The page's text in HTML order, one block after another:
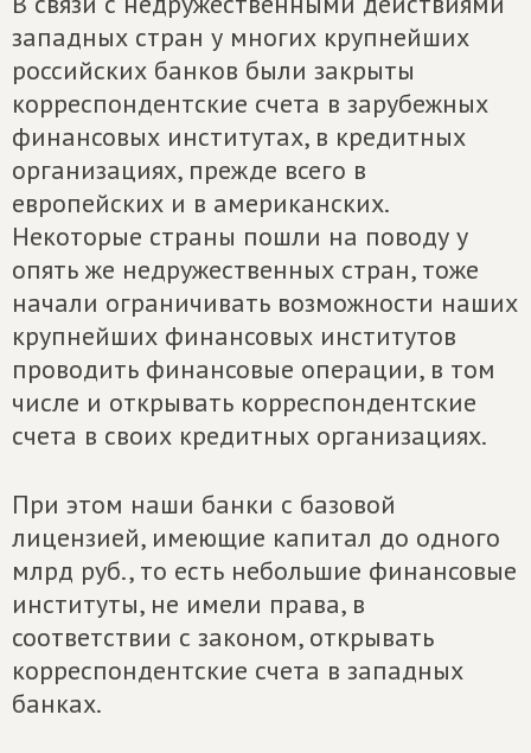
западных стран у многих крупнейших
российских банков были закрыты
корреспондентские счета в зарубежных
финансовых институтах, в кредитных
организациях, прежде всего в
европейских и в американских.
Некоторые страны пошли на поводу у
опять же недружественных стран, тоже
начали ограничивать возможности наших
крупнейших финансовых институтов
проводить финансовые операции, в том
числе и открывать корреспондентские
счета в своих кредитных организациях.
При этом наши банки с базовой
лицензией, имеющие капитал до одного
млрд руб., то есть небольшие финансовые
институты, не имели права, в
соответствии с законом, открывать
корреспондентские счета в западных
банках.